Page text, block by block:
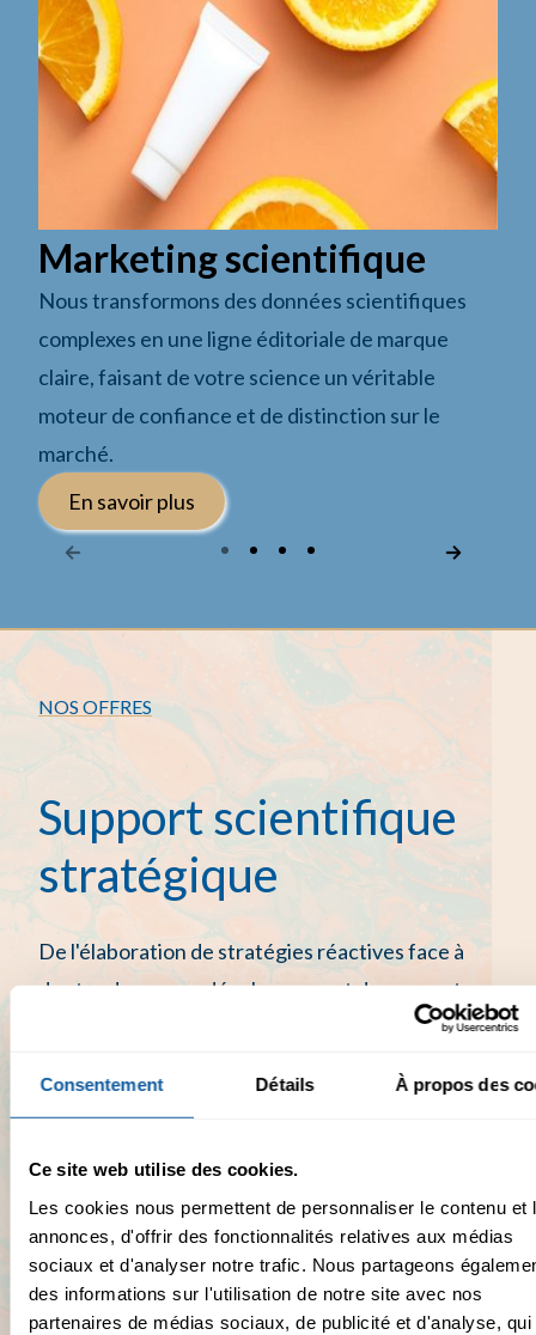
Consentement Détails À propos des
Ce site web utilise des cookies.
Les cookies nous permettent de personnaliser le contenu et
annonces, d'offrir des fonctionnalités relatives aux médias
sociaux et d'analyser notre trafic. Nous partageons
des informations sur l'utilisation de notre site avec nos
partenaires de médias sociaux, de publicité et d'analyse, qui
Marketing scientifique
Nous transformons des données scientifiques
complexes en une ligne éditoriale de marque
claire, faisant de votre science un véritable
moteur de confiance et de distinction sur le
marché.
En savoir plus
NOS OFFRES
Support scientifique
stratégique
De l'élaboration de stratégies réactives face à
des tendances au développement de concepts
scientifiques, nous établissons ensemble vos
la complexité de la mission.
TJ 1 000 à 1 100 € HT Parlons-en